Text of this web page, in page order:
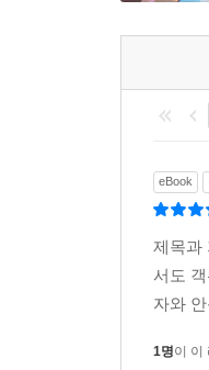
가나자와金
출산)을
두려워하지
시간을 좋
시들어가
-168쪽
돌아가신
좋아하는
eBook
제목과
서도
자와
1명이 이